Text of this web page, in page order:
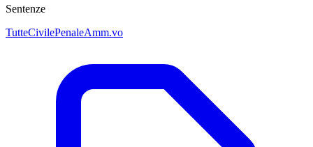
Sentenze
TutteCivilePenaleAmm.vo